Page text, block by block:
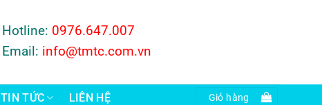
Hotline: 0976.647.007
Email: info@tmtc.com.vn
TIN TỨC LIÊN HỆ Giỏ hàng